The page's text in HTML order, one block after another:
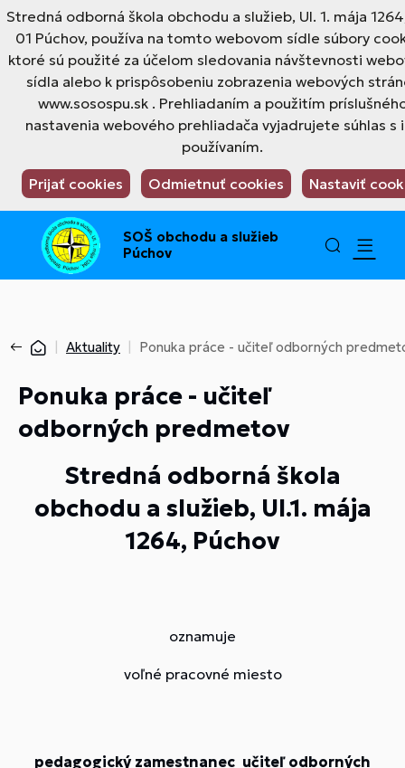
Stredná odborná škola obchodu a služieb, Ul. 1. mája
01 Púchov, používa na tomto webovom sídle súbory
ktoré sú použité za účelom sledovania návštevnosti
sídla alebo k prispôsobeniu zobrazenia webových
www.sosospu.sk . Prehliadaním a použitím
nastavenia webového prehliadača vyjadrujete súhlas s
používaním.
Prijať cookies Odmietnuť cookies Nastaviť
SOŠ obchodu a služieb
Púchov
Aktuality Ponuka práce - učiteľ odborných
Ponuka práce - učiteľ
odborných predmetov
Stredná odborná škola
obchodu a služieb, Ul.1. mája
1264, Púchov
oznamuje
voľné pracovné miesto
pedagogický zamestnanec učiteľ odborných